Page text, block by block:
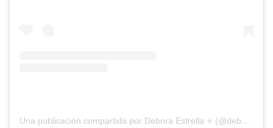
Una publicación compartida por Debora Estrella ⭐️ (@deboraestrella)